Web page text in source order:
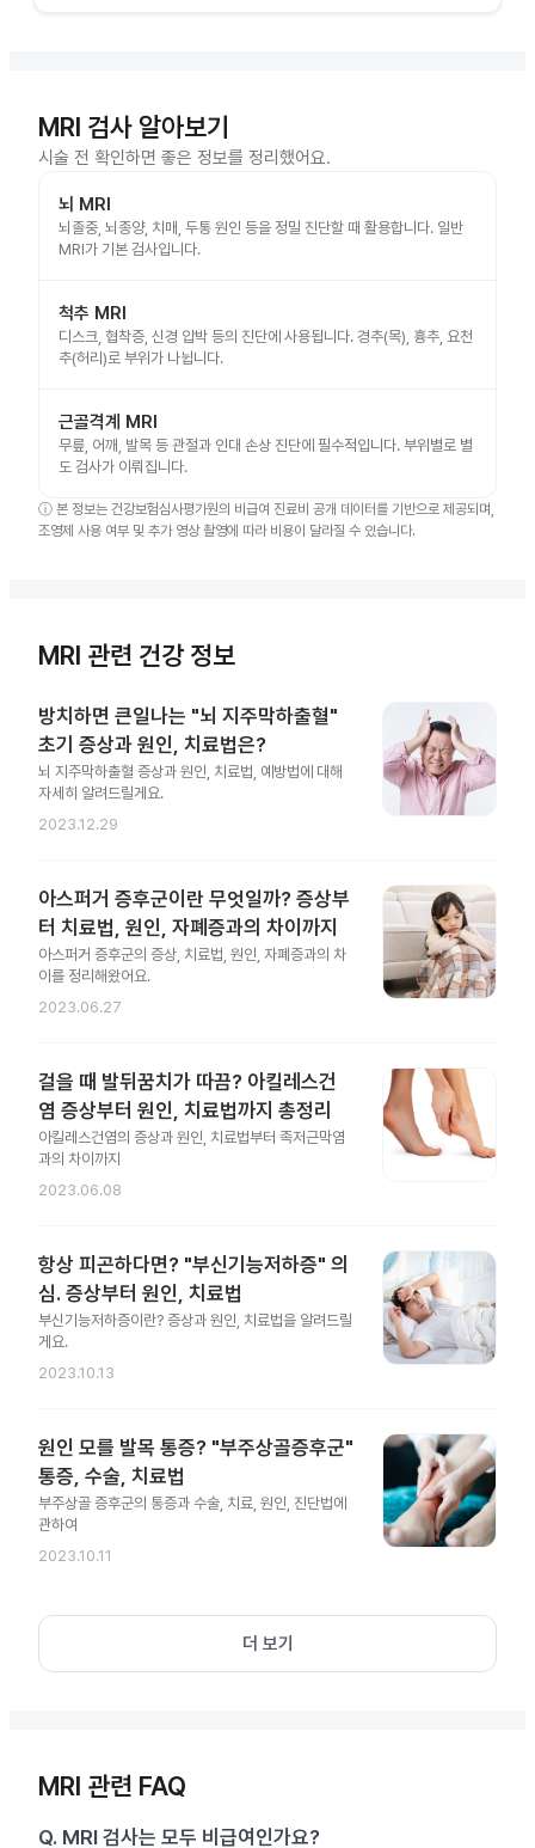
MRI 검사 알아보기
시술 전 확인하면 좋은 정보를 정리했어요.
뇌 MRI
뇌졸중, 뇌종양, 치매, 두통 원인 등을 정밀 진단할 때 활용합니다. 일반
MRI가 기본 검사입니다.
척추 MRI
디스크, 협착증, 신경 압박 등의 진단에 사용됩니다. 경추(목), 흉추, 요천
추(허리)로 부위가 나뉩니다.
근골격계 MRI
무릎, 어깨, 발목 등 관절과 인대 손상 진단에 필수적입니다. 부위별로 별
도 검사가 이뤄집니다.
ⓘ 본 정보는 건강보험심사평가원의 비급여 진료비 공개 데이터를 기반으로 제공되며,
조영제 사용 여부 및 추가 영상 촬영에 따라 비용이 달라질 수 있습니다.
MRI 관련 건강 정보
방치하면 큰일나는 "뇌 지주막하출혈"
초기 증상과 원인, 치료법은?
뇌 지주막하출혈 증상과 원인, 치료법, 예방법에 대해
자세히 알려드릴게요.
2023.12.29
아스퍼거 증후군이란 무엇일까? 증상부
터 치료법, 원인, 자폐증과의 차이까지
아스퍼거 증후군의 증상, 치료법, 원인, 자폐증과의 차
이를 정리해왔어요.
2023.06.27
걸을 때 발뒤꿈치가 따끔? 아킬레스건
염 증상부터 원인, 치료법까지 총정리
아킬레스건염의 증상과 원인, 치료법부터 족저근막염
과의 차이까지
2023.06.08
항상 피곤하다면? "부신기능저하증" 의
심. 증상부터 원인, 치료법
부신기능저하증이란? 증상과 원인, 치료법을 알려드릴
게요.
2023.10.13
원인 모를 발목 통증? "부주상골증후군"
통증, 수술, 치료법
부주상골 증후군의 통증과 수술, 치료, 원인, 진단법에
관하여
2023.10.11
더 보기
MRI 관련 FAQ
Q. MRI 검사는 모두 비급여인가요?